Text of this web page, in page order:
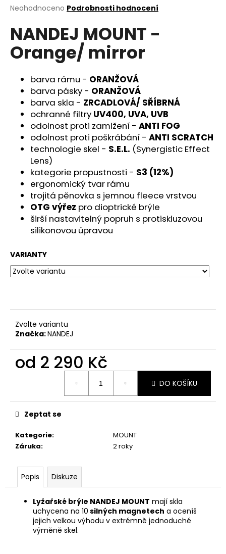
Průměrné
produktu
je
0,0
z
hvězdiček.
Neohodnoceno Podrobnosti hodnocení
NANDEJ MOUNT -
Orange/ mirror
barva rámu - ORANŽOVÁ
barva pásky - ORANŽOVÁ
barva skla - ZRCADLOVÁ/ SŘÍBRNÁ
ochranné filtry UV400, UVA, UVB
odolnost proti zamlžení - ANTI FOG
odolnost proti poškrábání - ANTI SCRATCH
technologie skel - S.E.L. (Synergistic Effect
Lens)
kategorie propustnosti - S3 (12%)
ergonomický tvar rámu
trojitá pěnovka s jemnou fleece vrstvou
OTG výřez pro dioptrické brýle
širší nastavitelný popruh s protiskluzovou
silikonovou úpravou
VARIANTY
Zvolte variantu
Značka:NANDEJ
od 2 290 Kč
DO KOŠÍKU
Kategorie:
MOUNT
Záruka: 2 roky
Zeptat se
Popis Diskuze
Lyžařské brýle NANDEJ MOUNT mají skla
uchycena na 10 silných magnetech a oceníš
jejich velkou výhodu v extrémně jednoduché
výměně skel.
a
j
í
t
HLEDAT
j
e
m